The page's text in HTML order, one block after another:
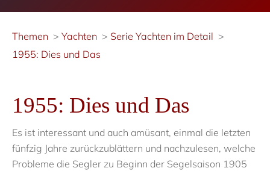
Themen Yachten
Serie Yachten im Detail
1955: Dies und Das
1955: Dies und Das
Es ist interessant und auch amüsant, einmal die letzten
fünfzig Jahre zurückzublättern und nachzulesen, welche
Probleme die Segler zu Beginn der Segelsaison 1905